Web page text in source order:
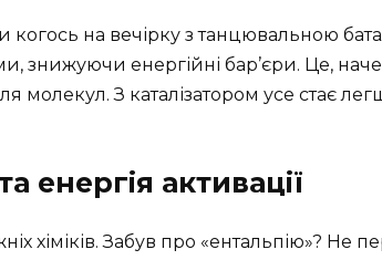
когось на вечірку з танцювальною
знижуючи енергійні бар’єри. Це,
молекул. З каталізатором усе стає
енергія активації
хіміків. Забув про «ентальпію»? Не